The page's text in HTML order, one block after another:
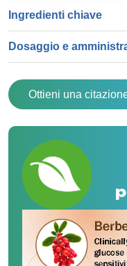
Ingredienti chiave
Dosaggio e
Ottieni una